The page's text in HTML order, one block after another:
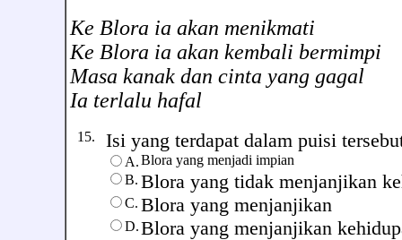
Ke Blora ia akan menikmati
Ke Blora ia akan kembali bermimpi
Masa kanak dan cinta yang gagal
Ia terlalu hafal
15. Isi yang terdapat dalam puisi
A.Blora yang menjadi impian
B. Blora yang tidak menjanjikan
C. Blora yang menjanjikan
D.Blora yang menjanjikan